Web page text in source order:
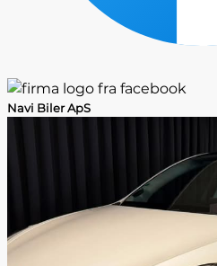
Navi Biler ApS